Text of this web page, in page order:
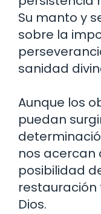
Su manto y
sobre la
sanidad
Aunque los
puedan
nos acercan
posibilidad
Dios.